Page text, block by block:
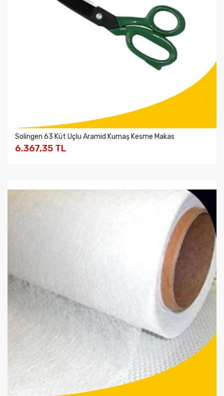
Solingen 63 Küt Uçlu Aramid Kumaş Kesme Makas
6.367,35 TL